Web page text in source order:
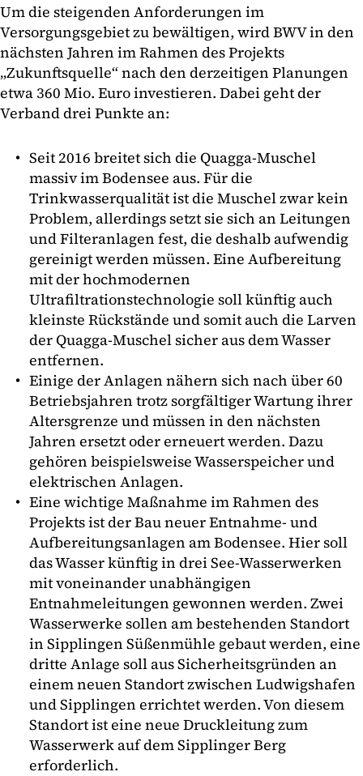
Um die steigenden Anforderungen im
Versorgungsgebiet zu bewältigen, wird BWV in den
nächsten Jahren im Rahmen des Projekts
„Zukunftsquelle“ nach den derzeitigen Planungen
etwa 360 Mio. Euro investieren. Dabei geht der
Verband drei Punkte an:
Seit 2016 breitet sich die Quagga-Muschel
massiv im Bodensee aus. Für die
Trinkwasserqualität ist die Muschel zwar kein
Problem, allerdings setzt sie sich an Leitungen
und Filteranlagen fest, die deshalb aufwendig
gereinigt werden müssen. Eine Aufbereitung
mit der hochmodernen
Ultrafiltrationstechnologie soll künftig auch
kleinste Rückstände und somit auch die Larven
der Quagga-Muschel sicher aus dem Wasser
entfernen.
Einige der Anlagen nähern sich nach über 60
Betriebsjahren trotz sorgfältiger Wartung ihrer
Altersgrenze und müssen in den nächsten
Jahren ersetzt oder erneuert werden. Dazu
gehören beispielsweise Wasserspeicher und
elektrischen Anlagen.
Eine wichtige Maßnahme im Rahmen des
Projekts ist der Bau neuer Entnahme- und
Aufbereitungsanlagen am Bodensee. Hier soll
das Wasser künftig in drei See-Wasserwerken
mit voneinander unabhängigen
Entnahmeleitungen gewonnen werden. Zwei
Wasserwerke sollen am bestehenden Standort
in Sipplingen Süßenmühle gebaut werden, eine
dritte Anlage soll aus Sicherheitsgründen an
einem neuen Standort zwischen Ludwigshafen
und Sipplingen errichtet werden. Von diesem
Standort ist eine neue Druckleitung zum
Wasserwerk auf dem Sipplinger Berg
erforderlich.